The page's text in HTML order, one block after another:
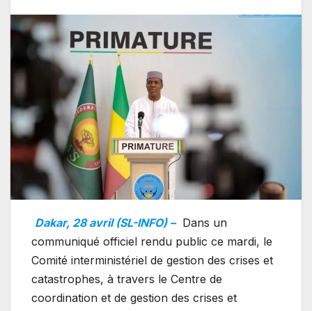
Dakar, 28 avril (SL-INFO) – Dans un
communiqué officiel rendu public ce mardi, le
Comité interministériel de gestion des crises et
catastrophes, à travers le Centre de
coordination et de gestion des crises et